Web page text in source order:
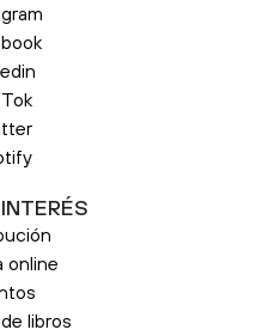
online
libros